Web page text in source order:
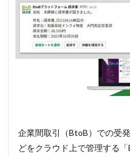
企業間取引（BtoB）での受
どをクラウド上で管理する